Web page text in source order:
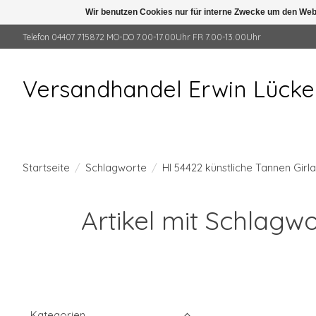
Telefon 04407 715872 MO-DO 7.00-17.00Uhr FR 7.00-13.00Uhr
Versandhandel Erwin
Startseite / Schlagworte / HI 54422 künstliche Tannen
Artikel mit
Wir benutzen Cookies nur für interne Zwecke um den